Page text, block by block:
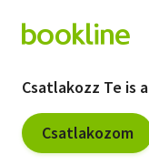
Csatlakozz Te is
Csatlakozom